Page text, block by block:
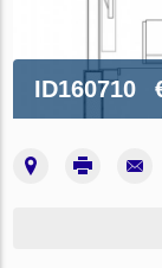
ID160710